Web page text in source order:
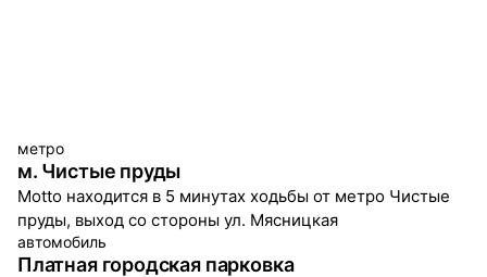
метро
м. Чистые пруды
Motto находится в 5 минутах ходьбы от метро Чистые
пруды, выход со стороны ул. Мясницкая
автомобиль
Платная городская парковка